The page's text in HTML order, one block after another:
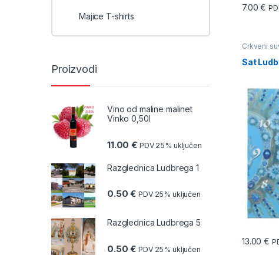
7.00€
Crkveni
Sat
13.00€
Majice T-shirts
Proizvodi
Vino od maline malinet
Vinko 0,50l
11.00€ PDV 25% uključen
Razglednica Ludbrega 1
0.50€ PDV 25% uključen
Razglednica Ludbrega 5
0.50€ PDV 25% uključen